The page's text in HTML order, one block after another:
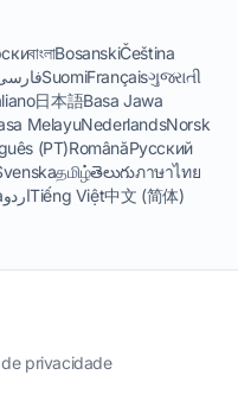
বাংলাBosanskiČeština
SuomiFrançaisગુજરાતી
日本語Basa Jawa
MelayuNederlandsNorsk
(PT)RomânăРусский
தமிழ்తెలుగుภาษาไทย
اردوTiếng Việt中文 (简体)
de privacidade